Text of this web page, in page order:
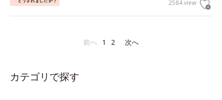
2584 view
前へ 1 2 次へ
カテゴリで探す